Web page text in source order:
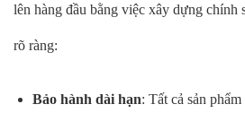
lên hàng đầu bằng việc xây dựng chính
rõ ràng:
Bảo hành dài hạn: Tất cả sản